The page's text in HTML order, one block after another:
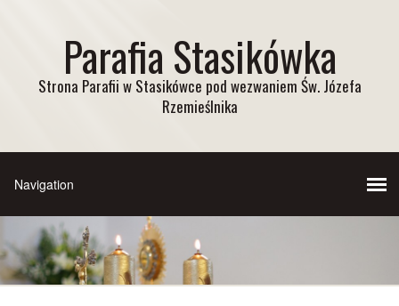
Parafia Stasikówka
Strona Parafii w Stasikówce pod wezwaniem Św. Józefa
Rzemieślnika